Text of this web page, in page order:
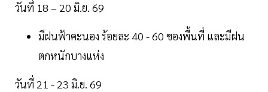
วันที่ 18 – 20 มิ.ย. 69
มีฝนฟ้าคะนอง ร้อยละ 40 - 60 ของพื้นที่ และมีฝน
ตกหนักบางแห่ง
วันที่ 21 - 23 มิ.ย. 69